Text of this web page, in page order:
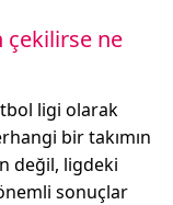
çekilirse ne
ligi olarak
bir takımın
değil, ligdeki
sonuçlar